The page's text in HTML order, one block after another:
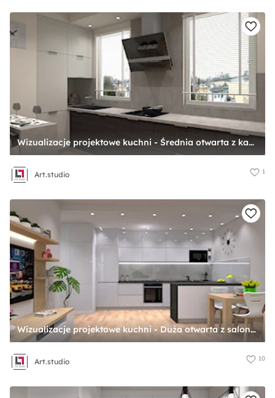
Wizualizacje projektowe kuchni - Średnia otwarta z kamiennym blatem szara z zabudowaną lodówką z nablatowym zlewozmywakiem kuchnia w kształcie litery g z oknem, styl nowoczesny - zdjęcie od Art.studio
Art.studio 1
Wizualizacje projektowe kuchni - Duża otwarta z salonem z kamiennym blatem biała z zabudowaną lodówką z lodówką wolnostojącą z nablatowym zlewozmywakiem kuchnia w kształcie litery u, styl minimalistyczny - zdjęcie od Art.studio
Art.studio 10